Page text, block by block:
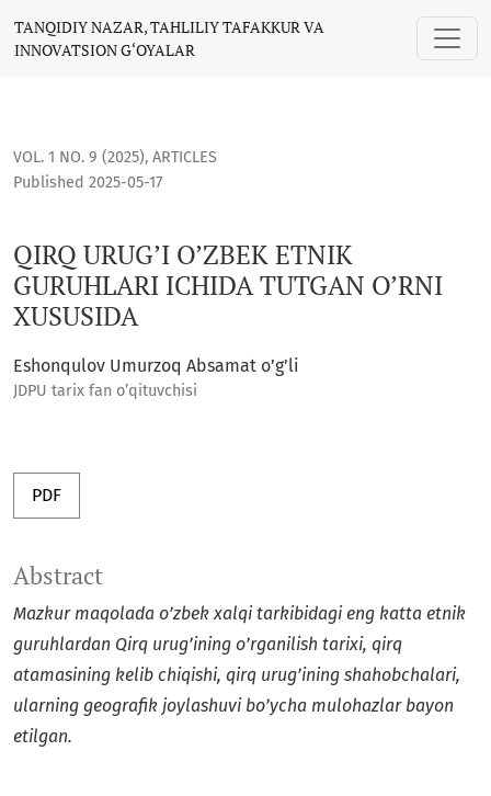
QIRQ URUG’I O’ZBEK ETNIK GURUHLARI ICHIDA TUTGAN
TANQIDIY NAZAR, TAHLILIY TAFAKKUR VA
INNOVATSION G‘OYALAR
VOL. 1 NO. 9 (2025), ARTICLES
QIRQ URUG’I O’ZBEK ETNIK
GURUHLARI ICHIDA TUTGAN O’RNI
XUSUSIDA
Published 2025-05-17
Eshonqulov Umurzoq Absamat o’g’li
JDPU tarix fan o’qituvchisi
PDF
Abstract
Mazkur maqolada o’zbek xalqi tarkibidagi eng katta etnik
guruhlardan Qirq urug’ining o’rganilish tarixi, qirq
atamasining kelib chiqishi, qirq urug’ining shahobchalari,
ularning geografik joylashuvi bo’ycha mulohazlar bayon
etilgan.